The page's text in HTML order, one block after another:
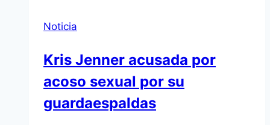
Noticia
Kris Jenner acusada por
acoso sexual por su
guardaespaldas